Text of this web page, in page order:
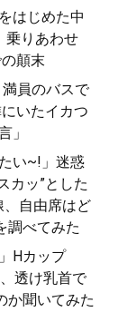
はじめた中
乗りあわせ
顛末
員のバスで
いたイカつ
」
い~!」迷惑
カッ”とした
自由席はど
調べてみた
Hカップ
透け乳首で
か聞いてみた